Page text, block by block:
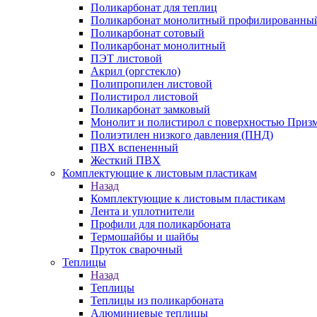
Поликарбонат для теплиц
Поликарбонат монолитный
Поликарбонат сотовый
Поликарбонат монолитный
ПЭТ листовой
Акрил (оргстекло)
Полипропилен листовой
Полистирол листовой
Поликарбонат замковый
Монолит и полистирол с поверхностью
Полиэтилен низкого давления (ПНД)
ПВХ вспененный
Жесткий ПВХ
Комплектующие к листовым пластикам
Назад
Комплектующие к листовым пластикам
Лента и уплотнители
Профили для поликарбоната
Термошайбы и шайбы
Пруток сварочный
Теплицы
Назад
Теплицы
Теплицы из поликарбоната
Алюминиевые теплицы